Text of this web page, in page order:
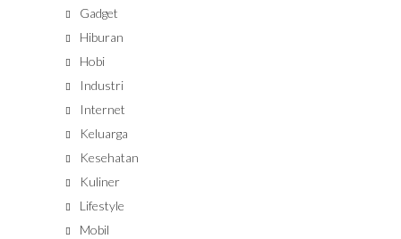
Gadget
Hiburan
Hobi
Industri
Internet
Keluarga
Kesehatan
Kuliner
Lifestyle
Mobil